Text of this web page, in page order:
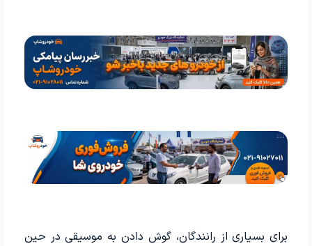
برای بسیاری از رانندگان، گوش دادن به موسیقی در حین